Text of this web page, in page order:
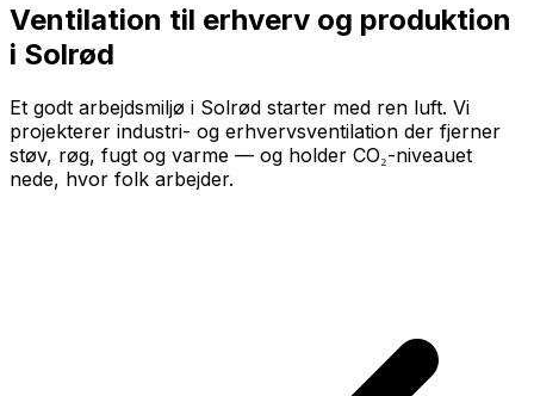
Ventilation til erhverv og produktion
i Solrød
Et godt arbejdsmiljø i Solrød starter med ren luft. Vi
projekterer industri- og erhvervsventilation der fjerner
støv, røg, fugt og varme — og holder CO₂-niveauet
nede, hvor folk arbejder.